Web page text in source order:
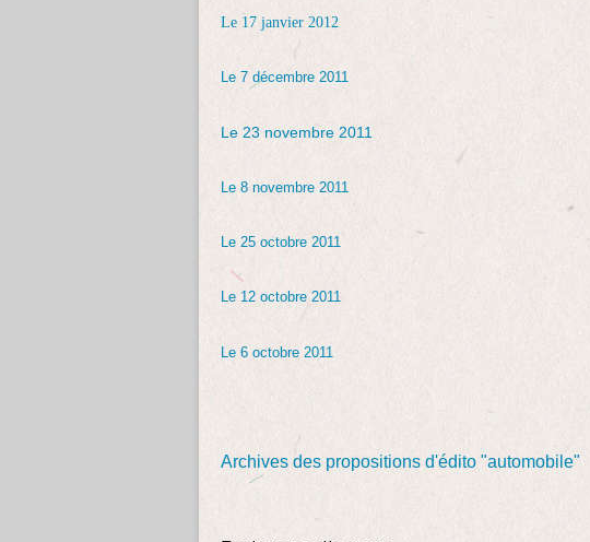
Le 17 janvier 2012
Le 7 décembre 2011
Le 23 novembre 2011
Le 8 novembre 2011
Le 25 octobre 2011
Le 12 octobre 2011
Le 6 octobre 2011
Archives des propositions d'édito "automobile"